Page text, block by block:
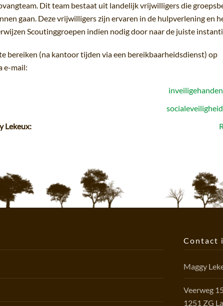
Dit team bestaat uit landelijk vrijwilligers die
gaan. Deze vrijwilligers zijn ervaren in de hulpverlening en
Scoutinggroepen indien nodig door naar de juiste
bereiken (na kantoor tijden via een bereikbaarheidsdienst) op
e-mail:
Lekeux:
Contact
Maggy
Veerweg
1251 ZG